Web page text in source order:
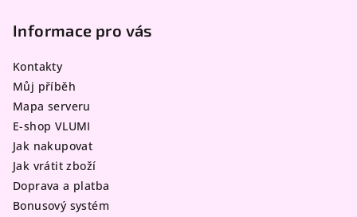
Informace pro vás
Kontakty
Můj příběh
Mapa serveru
E-shop VLUMI
Jak nakupovat
Jak vrátit zboží
Doprava a platba
Bonusový systém